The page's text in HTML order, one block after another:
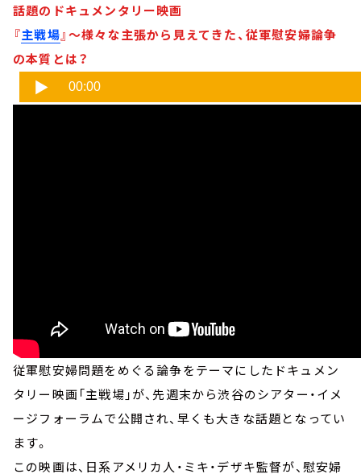
話題のドキュメンタリー映画
『主戦場』～様々な主張から見えてきた、従軍慰安婦論争
の本質とは？
従軍慰安婦問題をめぐる論争をテーマにしたドキュメン
タリー映画「主戦場」が、先週末から渋谷のシアター・イメ
ージフォーラムで公開され、早くも大きな話題となってい
ます。
この映画は、日系アメリカ人・ミキ・デザキ監督が、慰安婦